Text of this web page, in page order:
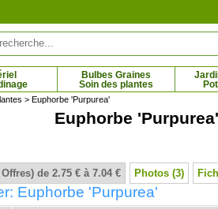
Bulbes Graines
Soin des plantes
Chêne vert
> Euphorbe 'Purpurea'
Euphorbe
de 2.75 € à 7.04 € Photos (3)
Euphorbe 'Purpurea'